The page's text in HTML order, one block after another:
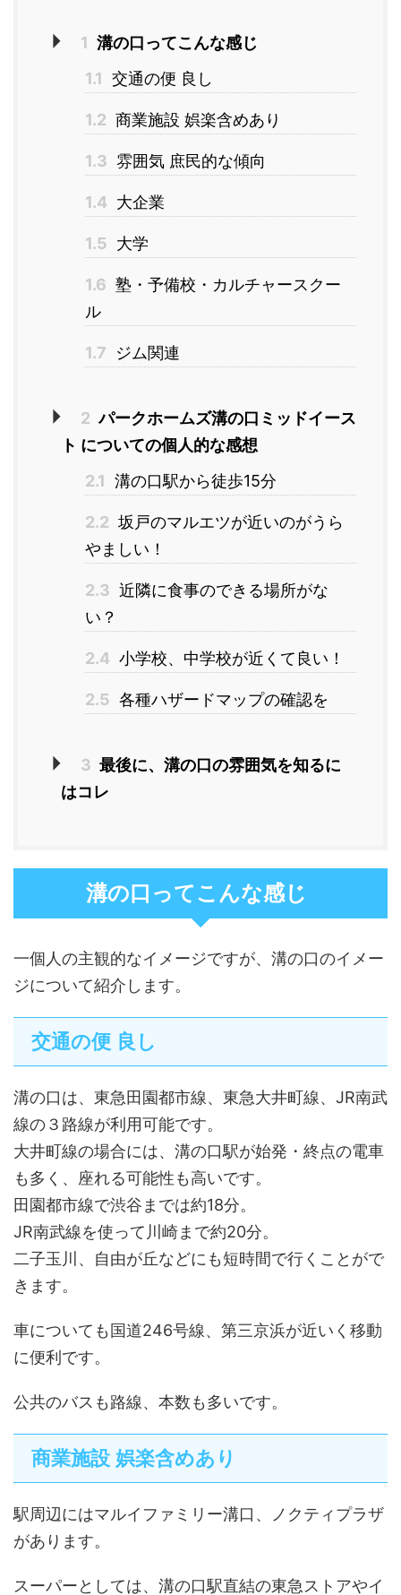
1 溝の口ってこんな感じ
1.1 交通の便 良し
1.2 商業施設 娯楽含めあり
1.3 雰囲気 庶民的な傾向
1.4 大企業
1.5 大学
1.6 塾・予備校・カルチャースクー
ル
1.7 ジム関連
2 パークホームズ溝の口ミッドイース
ト についての個人的な感想
2.1 溝の口駅から徒歩15分
2.2 坂戸のマルエツが近いのがうら
やましい！
2.3 近隣に食事のできる場所がな
い？
2.4 小学校、中学校が近くて良い！
2.5 各種ハザードマップの確認を
3 最後に、溝の口の雰囲気を知るに
はコレ
溝の口ってこんな感じ
一個人の主観的なイメージですが、溝の口のイメー
ジについて紹介します。
交通の便 良し
溝の口は、東急田園都市線、東急大井町線、JR南武
線の３路線が利用可能です。
大井町線の場合には、溝の口駅が始発・終点の電車
も多く、座れる可能性も高いです。
田園都市線で渋谷までは約18分。
JR南武線を使って川崎まで約20分。
二子玉川、自由が丘などにも短時間で行くことがで
きます。
車についても国道246号線、第三京浜が近いく移動
に便利です。
公共のバスも路線、本数も多いです。
商業施設 娯楽含めあり
駅周辺にはマルイファミリー溝口、ノクティプラザ
があります。
スーパーとしては、溝の口駅直結の東急ストアやイ